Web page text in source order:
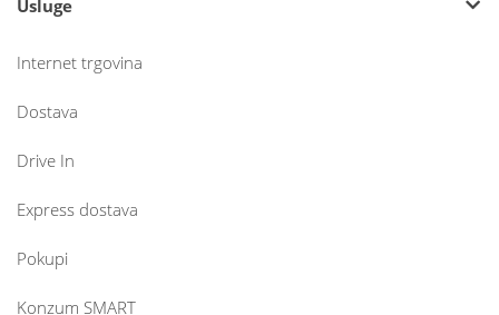
Usluge
Internet trgovina
Dostava
Drive In
Express dostava
Pokupi
Konzum SMART